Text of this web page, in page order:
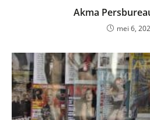
Akma
mei 6,